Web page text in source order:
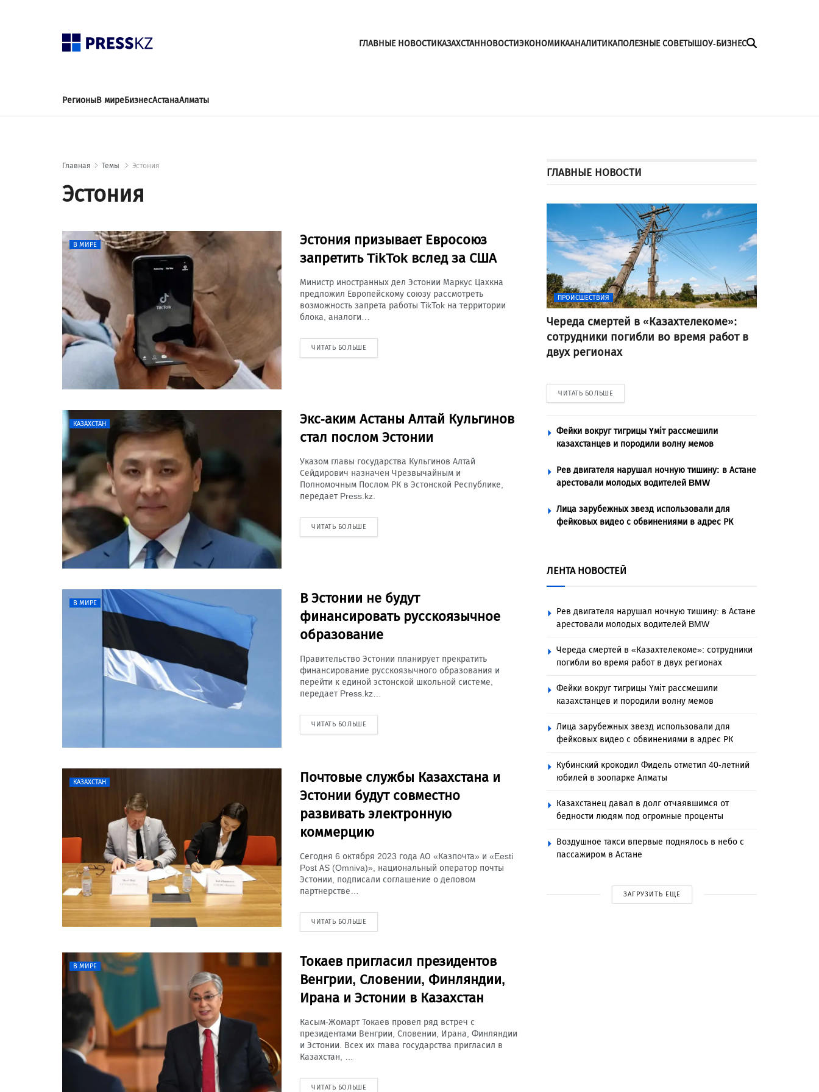
ГЛАВНЫЕ НОВОСТИКАЗАХСТАННОВОСТИЭКОНОМИКААНАЛИТИКАПОЛЕЗНЫЕ СОВЕТЫШОУ-БИЗНЕС
РегионыВ миреБизнесАстанаАлматы
Главная Темы Эстония
Эстония
В МИРЕ
Эстония призывает Евросоюз
запретить TikTok вслед за США
Министр иностранных дел Эстонии Маркус Цахкна
предложил Европейскому союзу рассмотреть
возможность запрета работы TikTok на территории
блока, аналоги…
ЧИТАТЬ БОЛЬШЕ
КАЗАХСТАН
Экс-аким Астаны Алтай Кульгинов
стал послом Эстонии
Указом главы государства Кульгинов Алтай
Сейдирович назначен Чрезвычайным и
Полномочным Послом РК в Эстонской Республике,
передает Press.kz.
ЧИТАТЬ БОЛЬШЕ
В МИРЕ
В Эстонии не будут
финансировать русскоязычное
образование
Правительство Эстонии планирует прекратить
финансирование русскоязычного образования и
перейти к единой эстонской школьной системе,
передает Press.kz…
ЧИТАТЬ БОЛЬШЕ
КАЗАХСТАН
Почтовые службы Казахстана и
Эстонии будут совместно
развивать электронную
коммерцию
Сегодня 6 октября 2023 года АО «Казпочта» и «Eesti
Post AS (Omniva)», национальный оператор почты
Эстонии, подписали соглашение о деловом
партнерстве…
ЧИТАТЬ БОЛЬШЕ
В МИРЕ
Токаев пригласил президентов
Венгрии, Словении, Финляндии,
Ирана и Эстонии в Казахстан
Касым-Жомарт Токаев провел ряд встреч с
президентами Венгрии, Словении, Ирана, Финляндии
и Эстонии. Всех их глава государства пригласил в
Казахстан, …
ЧИТАТЬ БОЛЬШЕ
ГЛАВНЫЕ НОВОСТИ
ПРОИСШЕСТВИЯ
Череда смертей в «Казахтелекоме»:
сотрудники погибли во время работ в
двух регионах
ЧИТАТЬ БОЛЬШЕ
Фейки вокруг тигрицы Үміт рассмешили
казахстанцев и породили волну мемов
Рев двигателя нарушал ночную тишину: в Астане
арестовали молодых водителей BMW
Лица зарубежных звезд использовали для
фейковых видео с обвинениями в адрес РК
ЛЕНТА НОВОСТЕЙ
Рев двигателя нарушал ночную тишину: в Астане
арестовали молодых водителей BMW
Череда смертей в «Казахтелекоме»: сотрудники
погибли во время работ в двух регионах
Фейки вокруг тигрицы Үміт рассмешили
казахстанцев и породили волну мемов
Лица зарубежных звезд использовали для
фейковых видео с обвинениями в адрес РК
Кубинский крокодил Фидель отметил 40-летний
юбилей в зоопарке Алматы
Казахстанец давал в долг отчаявшимся от
бедности людям под огромные проценты
Воздушное такси впервые поднялось в небо с
пассажиром в Астане
ЗАГРУЗИТЬ ЕЩЕ